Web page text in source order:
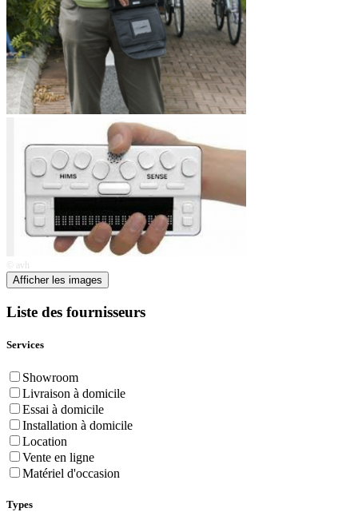
© avh
Afficher les images
Liste des fournisseurs
Services
Showroom
Livraison à domicile
Essai à domicile
Installation à domicile
Location
Vente en ligne
Matériel d'occasion
Types